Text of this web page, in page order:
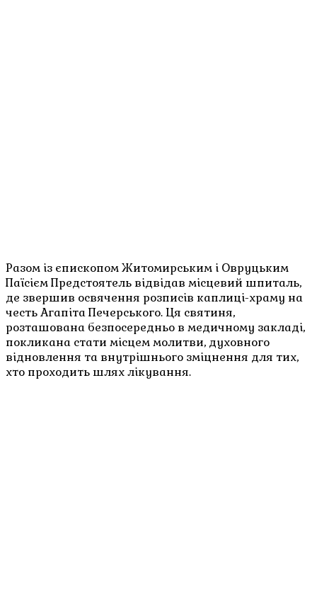
Разом із єпископом Житомирським і Овруцьким
Паїсієм Предстоятель відвідав місцевий шпиталь,
де звершив освячення розписів каплиці-храму на
честь Агапіта Печерського. Ця святиня,
розташована безпосередньо в медичному закладі,
покликана стати місцем молитви, духовного
відновлення та внутрішнього зміцнення для тих,
хто проходить шлях лікування.